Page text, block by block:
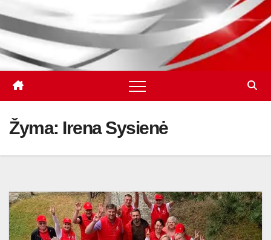
Žyma: Irena Sysienė